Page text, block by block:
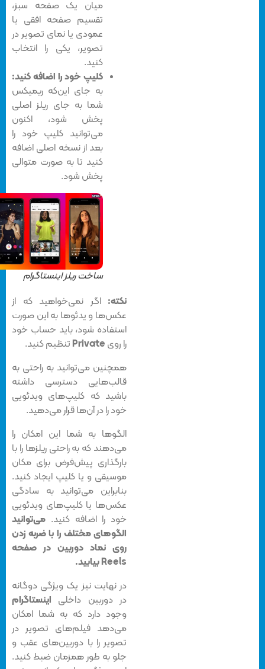
میان یک صفحه‌ سبز،
تقسیم صفحه‌ افقی یا
عمودی یا نمای تصویر در
تصویر، یکی را انتخاب
کنید.
کلیپ خود را اضافه کنید:
به جای این‌که ریمیکس
شما به جای ریلز اصلی
پخش شود، اکنون
می‌توانید کلیپ خود را
بعد از نسخه‌ اصلی اضافه
کنید تا به صورت متوالی
پخش شود.
ساخت ریلز اینستاگرام
نکته:اگر نمی‌خواهید که از
عکس‌ها و یدئوها به این صورت
استفاده شود، باید حساب خود
را روی Privateتنظیم کنید.
همچنین می‌توانید به راحتی به
قالب‌هایی دسترسی داشته
باشید که کلیپ‌های ویدئویی
خود را در آن‌ها قرار می‌دهید.
الگوها به شما این امکان را
می‌دهند که به راحتی ریلزها را با
بارگذاری پیش‌فرض برای مکان
موسیقی و یا کلیپ ایجاد کنید.
بنابراین می‌توانید به سادگی
عکس‌ها یا کلیپ‌های ویدئویی
خود را اضافه کنید.می‌توانید
الگوهای مختلف را با ضربه زدن
روی نماد دوربین در صفحه‌
Reels بیابید.
در نهایت نیز یک ویژگی دوگانه
در دوربین داخلیاینستاگرام
وجود دارد که به شما امکان
می‌دهد فیلم‌های تصویر در
تصویر را با دوربین‌های عقب و
جلو به طور همزمان ضبط کنید.